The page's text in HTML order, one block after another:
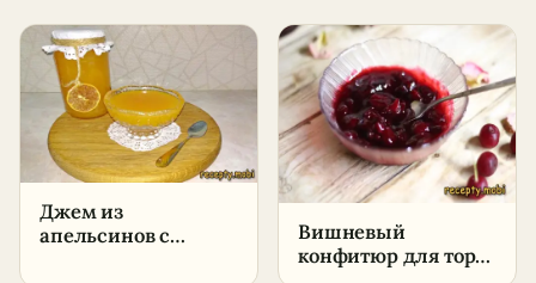
Джем из
апельсинов с
Вишневый
конфитюр для торта